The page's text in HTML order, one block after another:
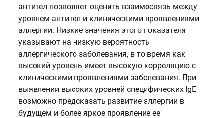
антител позволяет оценить взаимосвязь между
уровнем антител и клиническими проявлениями
аллергии. Низкие значения этого показателя
указывают на низкую вероятность
аллергического заболевания, в то время как
высокий уровень имеет высокую корреляцию с
клиническими проявлениями заболевания. При
выявлении высоких уровней специфических IgE
возможно предсказать развитие аллергии в
будущем и более яркое проявление ее